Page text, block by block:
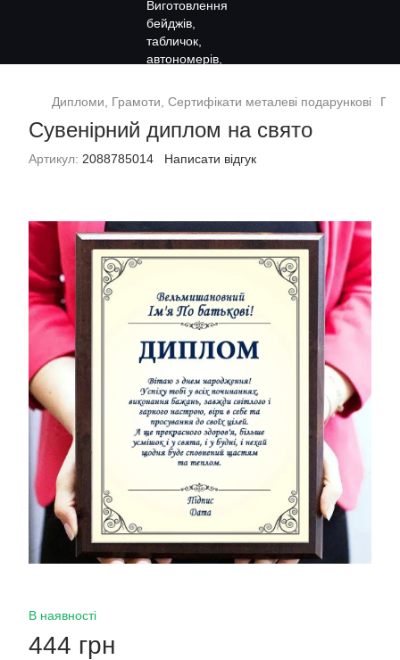
Дипломи, Грамоти, Сертифікати металеві подарункові
Сувенірний диплом на свято
Артикул: 2088785014 Написати відгук
В наявності
444 грн